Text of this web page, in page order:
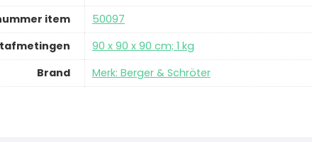
item
‎50097
‎90 x 90 x 90 cm; 1 kg
Brand
Merk: Berger & Schröter